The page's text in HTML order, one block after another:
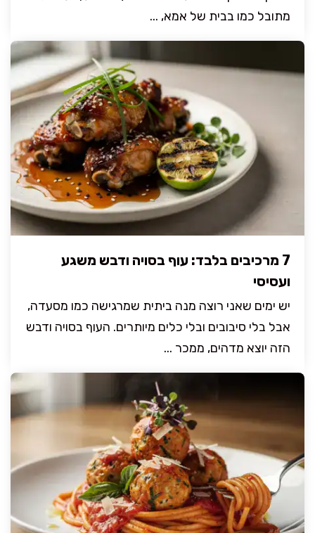
מתובל כמו בבית של אמא, ...
7 מרכיבים בלבד: עוף בסויה ודבש משגע
ועסיסי
יש ימים שאני רוצה מנה ביתית שמרגישה כמו מסעדה,
אבל בלי סיבובים ובלי כלים מיותרים. העוף בסויה ודבש
הזה יוצא מדהים, ממכר ...